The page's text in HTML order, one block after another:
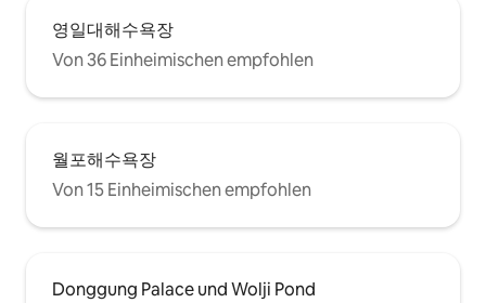
영일대해수욕장
Von 36 Einheimischen empfohlen
월포해수욕장
Von 15 Einheimischen empfohlen
Donggung Palace und Wolji Pond